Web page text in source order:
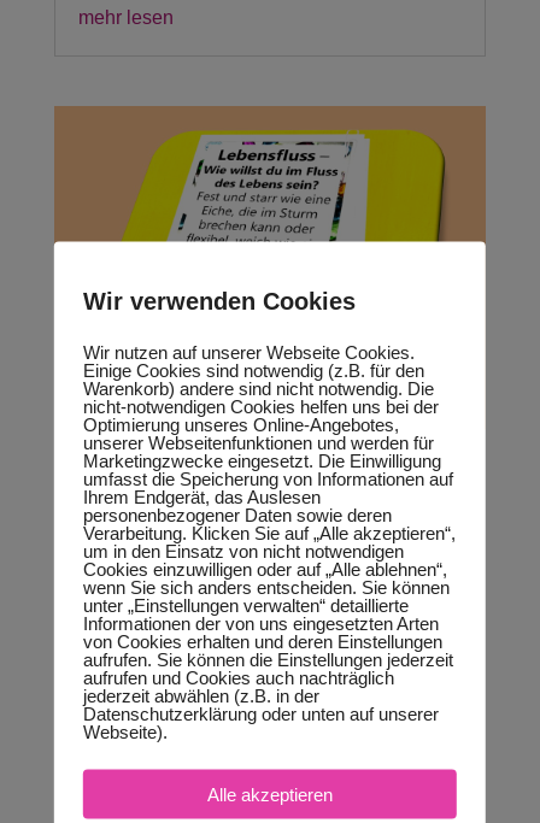
mehr lesen
Impuls der Woche:
Lebensfluss – bist du Eiche
oder Bambus?
24.08.2020|Blog
In meiner Taucherausbildung hatten wir ein
Modul, wo es darum ging, was zu tun ist,
wenn wir beim Tauchgang auf eine
Strömung stoßen. Daran habe ich heute
Gegenströmung als Metapher...
Wir verwenden Cookies
Wir nutzen auf unserer Webseite Cookies.
Einige Cookies sind notwendig (z.B. für den
Warenkorb) andere sind nicht notwendig. Die
nicht-notwendigen Cookies helfen uns bei der
Optimierung unseres Online-Angebotes,
unserer Webseitenfunktionen und werden für
Marketingzwecke eingesetzt. Die Einwilligung
umfasst die Speicherung von Informationen auf
Ihrem Endgerät, das Auslesen
personenbezogener Daten sowie deren
Verarbeitung. Klicken Sie auf „Alle akzeptieren“,
um in den Einsatz von nicht notwendigen
Cookies einzuwilligen oder auf „Alle ablehnen“,
wenn Sie sich anders entscheiden. Sie können
unter „Einstellungen verwalten“ detaillierte
Informationen der von uns eingesetzten Arten
von Cookies erhalten und deren Einstellungen
aufrufen. Sie können die Einstellungen jederzeit
aufrufen und Cookies auch nachträglich
jederzeit abwählen (z.B. in der
Datenschutzerklärung oder unten auf unserer
Webseite).
Alle akzeptieren